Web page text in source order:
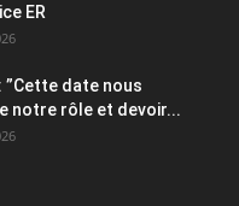
ER
”Cette date nous
notre rôle et devoir...